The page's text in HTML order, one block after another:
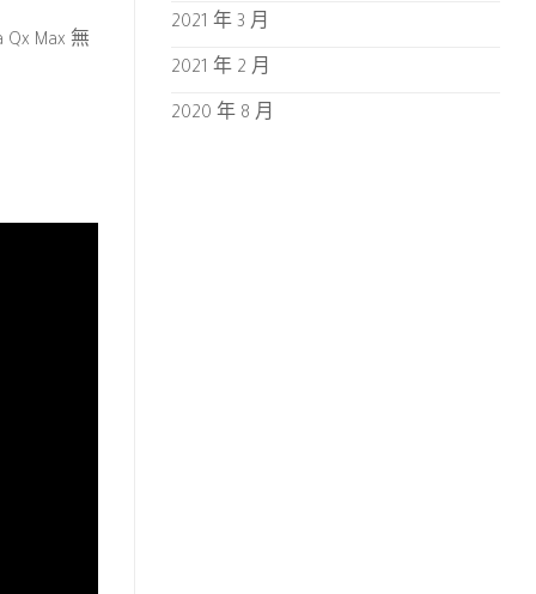
Max 無
2021 年 3 月
2021 年 2 月
2020 年 8 月